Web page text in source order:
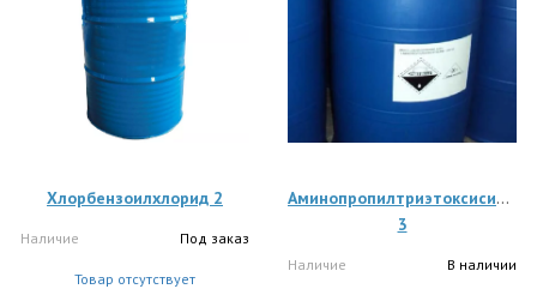
Хлорбензоилхлорид 2
Наличие Под заказ
Товар отсутствует
Аминопропилтриэтоксисилан
3
Наличие В наличии